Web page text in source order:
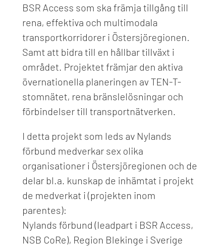
BSR Access som ska främja tillgång till
rena, effektiva och multimodala
transportkorridorer i Östersjöregionen.
Samt att bidra till en hållbar tillväxt i
området. Projektet främjar den aktiva
övernationella planeringen av TEN-T-
stomnätet, rena bränslelösningar och
förbindelser till transportnätverken.
I detta projekt som leds av Nylands
förbund medverkar sex olika
organisationer i Östersjöregionen och de
delar bl.a. kunskap de inhämtat i projekt
de medverkat i (projekten inom
parentes):
Nylands förbund (leadpart i BSR Access,
NSB CoRe), Region Blekinge i Sverige